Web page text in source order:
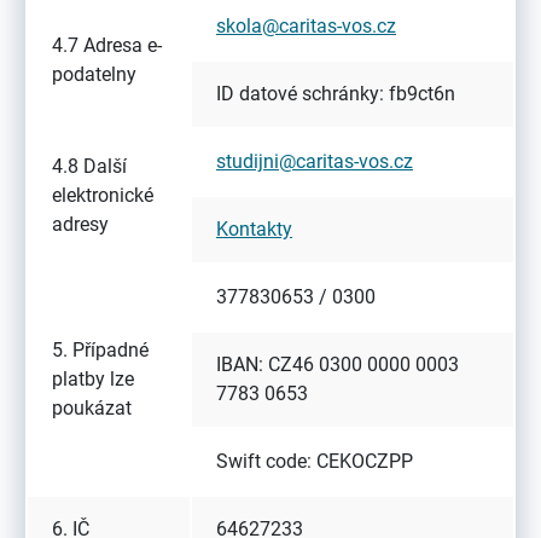
4.7 Adresa e-
podatelny
skola@caritas-vos.cz
ID datové schránky: fb9ct6n
4.8 Další
elektronické
adresy
studijni@caritas-vos.cz
Kontakty
5. Případné
platby lze
poukázat
377830653 / 0300
IBAN: CZ46 0300 0000 0003
7783 0653
Swift code: CEKOCZPP
6. IČ 64627233